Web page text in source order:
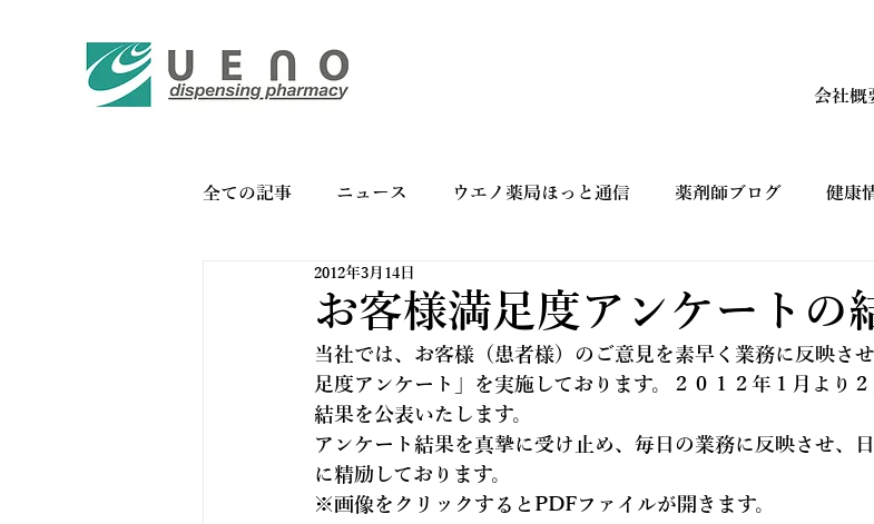
会社概
全ての記事 ニュース ウエノ薬局ほっと通信 薬剤師ブログ 健康
バイオリンク お薬手帳の上手なつかい方
お客様満足度アンケートの
2012年3月14日
当社では、お客様（患者様）のご意見を素早く業務に反映さ
足度アンケート」を実施しております。２０１２年１月より
結果を公表いたします。
アンケート結果を真摯に受け止め、毎日の業務に反映させ、
に精励しております。
※画像をクリックするとPDFファイルが開きます。